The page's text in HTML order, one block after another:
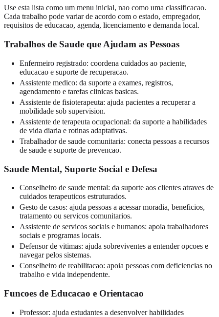
Use esta lista como um menu inicial, nao como uma classificacao.
Cada trabalho pode variar de acordo com o estado, empregador,
requisitos de educacao, agenda, licenciamento e demanda local.
Trabalhos de Saude que Ajudam as Pessoas
Enfermeiro registrado: coordena cuidados ao paciente,
educacao e suporte de recuperacao.
Assistente medico: da suporte a exames, registros,
agendamento e tarefas clinicas basicas.
Assistente de fisioterapeuta: ajuda pacientes a recuperar a
mobilidade sob supervision.
Assistente de terapeuta ocupacional: da suporte a habilidades
de vida diaria e rotinas adaptativas.
Trabalhador de saude comunitaria: conecta pessoas a recursos
de saude e suporte de prevencao.
Saude Mental, Suporte Social e Defesa
Conselheiro de saude mental: da suporte aos clientes atraves de
cuidados terapeuticos estruturados.
Gesto de casos: ajuda pessoas a acessar moradia, beneficios,
tratamento ou servicos comunitarios.
Assistente de servicos sociais e humanos: apoia trabalhadores
sociais e programas locais.
Defensor de vitimas: ajuda sobreviventes a entender opcoes e
navegar pelos sistemas.
Conselheiro de reabilitacao: apoia pessoas com deficiencias no
trabalho e vida independente.
Funcoes de Educacao e Orientacao
Professor: ajuda estudantes a desenvolver habilidades